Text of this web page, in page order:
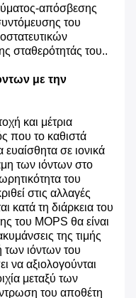
απόσβεσης
του
σταθερότητάς του..
με την
και μέτρια
που το καθιστά
σε ιονικά
των ιόντων στο
του
στις αλλαγές
κατά τη διάρκεια του
του MOPS θα είναι
της τιμής
των ιόντων του
να αξιολογούνται
μεταξύ των
του αποθέτη